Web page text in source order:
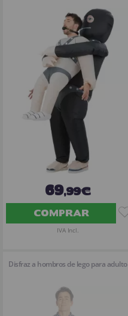
69,99€
COMPRAR
IVA Incl.
Disfraz a hombros de lego para adulto